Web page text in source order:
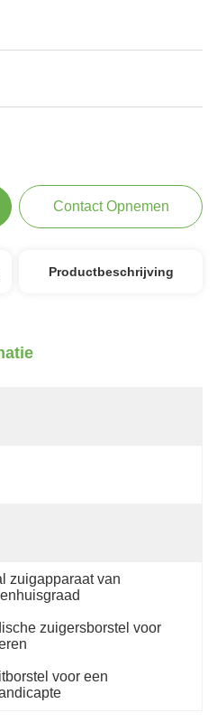
Contact Opnemen
Productbeschrijving
zuigapparaat van
zuigersborstel voor
voor een